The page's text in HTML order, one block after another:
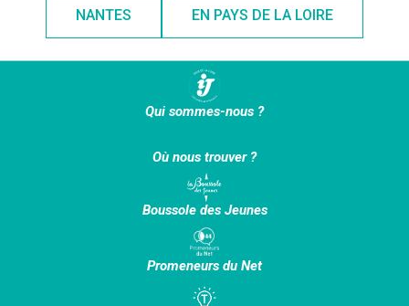
NANTES EN PAYS DE LA LOIRE
Qui sommes-nous ?
Où nous trouver ?
Boussole des Jeunes
Promeneurs du Net